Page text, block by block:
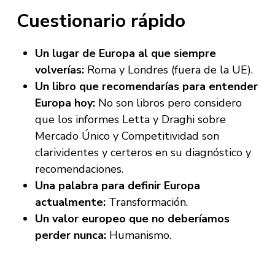
Cuestionario rápido
Un lugar de Europa al que siempre
volverías:Roma y Londres (fuera de la UE).
Un libro que recomendarías para entender
Europa hoy:No son libros pero considero
que los informes Letta y Draghi sobre
Mercado Único y Competitividad son
clarividentes y certeros en su diagnóstico y
recomendaciones.
Una palabra para definir Europa
actualmente:Transformación.
Un valor europeo que no deberíamos
perder nunca:Humanismo.